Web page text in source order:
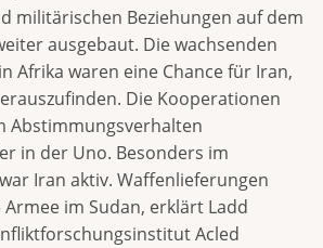
militärischen Beziehungen auf dem
ausgebaut. Die wachsenden
Afrika waren eine Chance für Iran,
Die Kooperationen
Abstimmungsverhalten
in der Uno. Besonders im
Iran aktiv. Waffenlieferungen
im Sudan, erklärt Ladd
Acled